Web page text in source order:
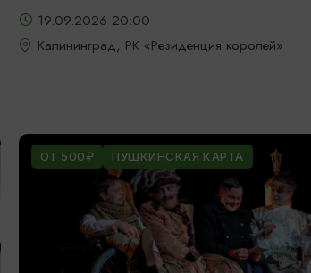
19.09.2026 20:00
Калининград, РК «Резиденция королей»
ОТ 500₽ ПУШКИНСКАЯ КАРТА